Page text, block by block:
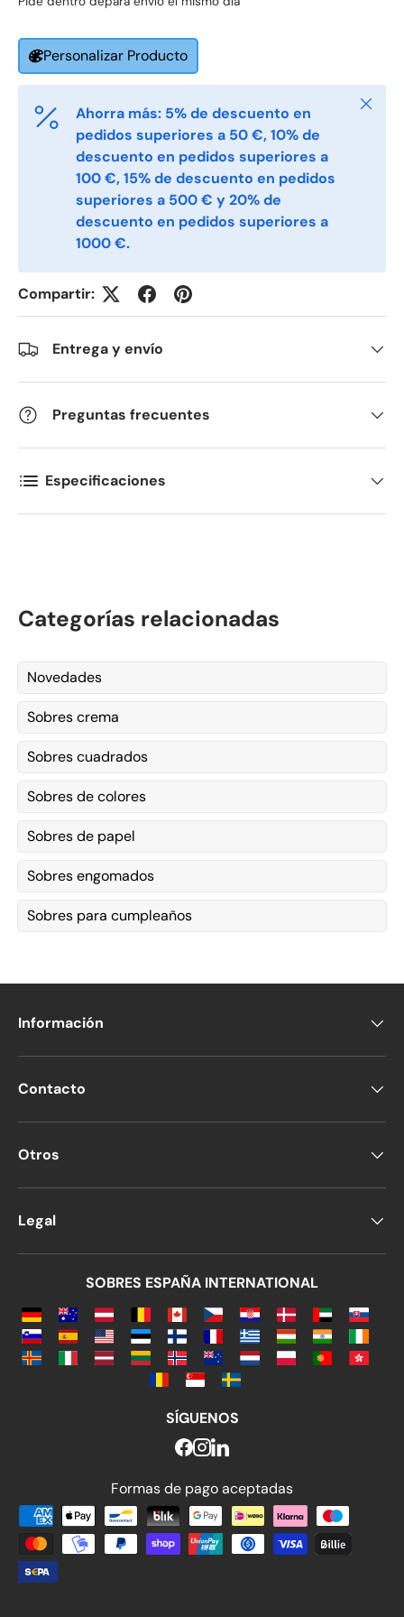
Email *
Phone
Postal Code *
Quantity *
Comments
Personalizar Producto
Ahorra más: 5% de descuento en
pedidos superiores a 50 €, 10% de
descuento en pedidos superiores a
100 €, 15% de descuento en pedidos
superiores a 500 € y 20% de
descuento en pedidos superiores a
1000 €.
Cerrar
Compartir:
Entrega y envío
Preguntas frecuentes
Especificaciones
Categorías relacionadas
Novedades
Sobres crema
Sobres cuadrados
Sobres de colores
Sobres de papel
Sobres engomados
Sobres para cumpleaños
Información
Contacto
Otros
Legal
SOBRES ESPAÑA INTERNATIONAL
SÍGUENOS
Formas de pago aceptadas
Formas de pago aceptadas